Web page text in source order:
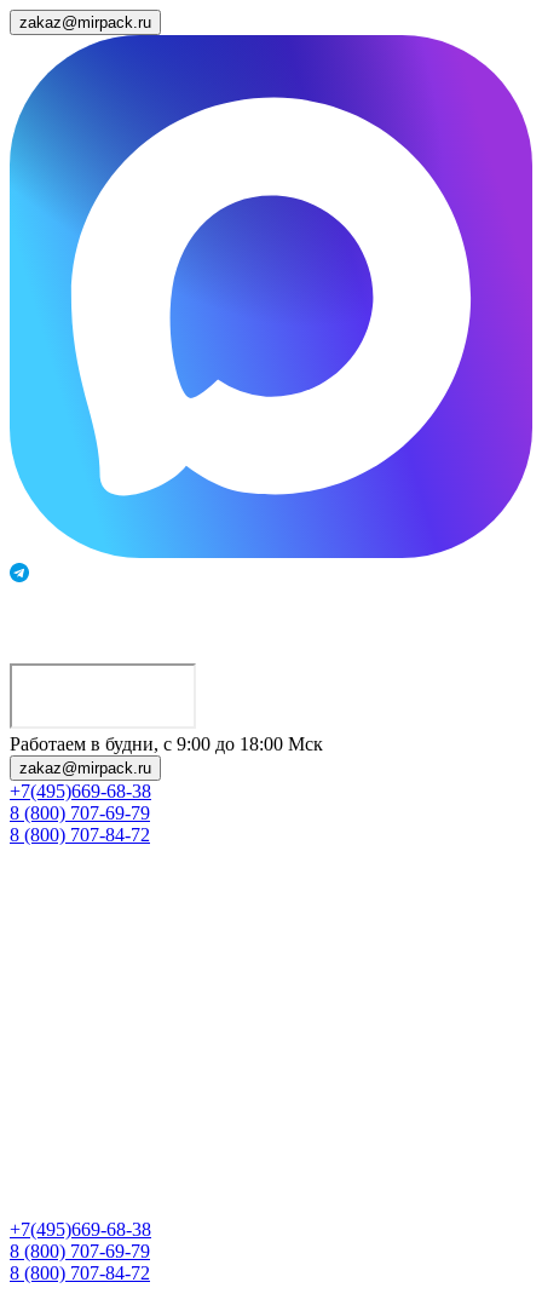
zakaz@mirpack.ru
Работаем в будни, с 9:00 до 18:00 Мск
zakaz@mirpack.ru
+7(495)669-68-38
8 (800) 707-69-79
8 (800) 707-84-72
+7(495)669-68-38
8 (800) 707-69-79
8 (800) 707-84-72